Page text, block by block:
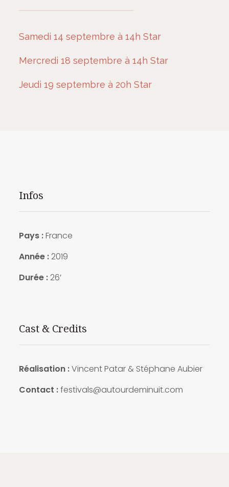
Samedi 14 septembre à 14h Star
Mercredi 18 septembre à 14h Star
Jeudi 19 septembre à 20h Star
Infos
Pays :France
Année : 2019
Durée : 26′
Cast & Credits
Réalisation :Vincent Patar & Stéphane Aubier
Contact :festivals@autourdeminuit.com